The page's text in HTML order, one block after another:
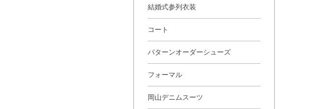
結婚式参列衣装
コート
パターンオーダーシューズ
フォーマル
岡山デニムスーツ